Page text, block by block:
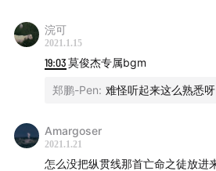
浣可
2021.1.15
19:03莫俊杰专属bgm
郑鹏-Pen: 难怪听起来这么熟悉呀
Amargoser
2021.1.21
怎么没把纵贯线那首亡命之徒放进